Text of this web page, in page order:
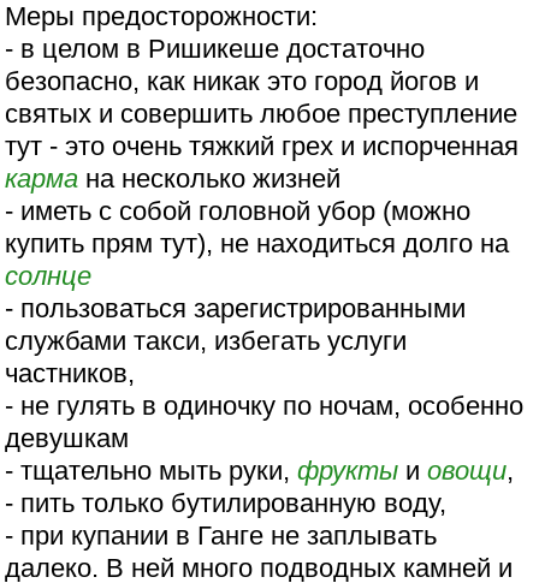
Меры предосторожности:
- в целом в Ришикеше достаточно
безопасно, как никак это город йогов и
святых и совершить любое преступление
тут - это очень тяжкий грех и испорченная
карма на несколько жизней
- иметь с собой головной убор (можно
купить прям тут), не находиться долго на
солнце
- пользоваться зарегистрированными
службами такси, избегать услуги
частников,
- не гулять в одиночку по ночам, особенно
девушкам
- тщательно мыть руки,фрукты иовощи,
- пить только бутилированную воду,
- при купании в Ганге не заплывать
далеко. В ней много подводных камней и